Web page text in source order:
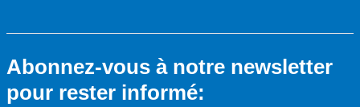
Abonnez-vous à notre newsletter
pour rester informé: